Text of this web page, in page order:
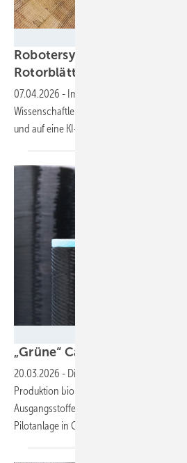
Robotersystem und KI sollen
Rotorblättern
07.04.2026 - Im Forschungsprojekt
Wissenschaftler auf Früherkennung aus
und auf eine KI-gestützte
„Grüne“ Carbonfasern aus
20.03.2026 - Die Carbon Lab Factory
Produktion biobasierter Carbonfasern
Ausgangsstoffe durch nachwachsende
Pilotanlage in Guben soll Ende 2029 in